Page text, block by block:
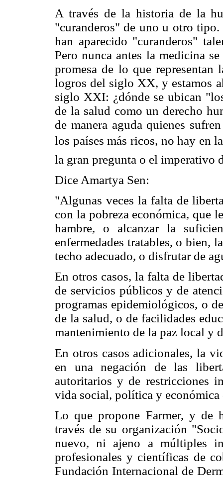
A través de la historia de la
"curanderos" de uno u otro
han aparecido "curanderos"
Pero nunca antes la medicina
promesa de lo que
logros del siglo XX, y estamos
siglo XXI: ¿dónde se ubican
de la salud como un derecho
de manera aguda quienes
los países más ricos, no hay en
la gran pregunta o el imperativo
Dice Amartya Sen:
"Algunas veces la falta de
con la pobreza económica, que
hambre, o alcanzar la
enfermedades tratables, o bien,
techo adecuado, o disfrutar de
En otros casos, la falta de
de servicios públicos y de
programas epidemiológicos, o
de la salud, o de facilidades
mantenimiento de la paz local y
En otros casos adicionales, la
en una negación de las
autoritarios y de restricciones
vida social, política y
Lo que propone Farmer, y de
través de su organización
nuevo, ni ajeno a múltiples
profesionales y científicas de
Fundación Internacional de